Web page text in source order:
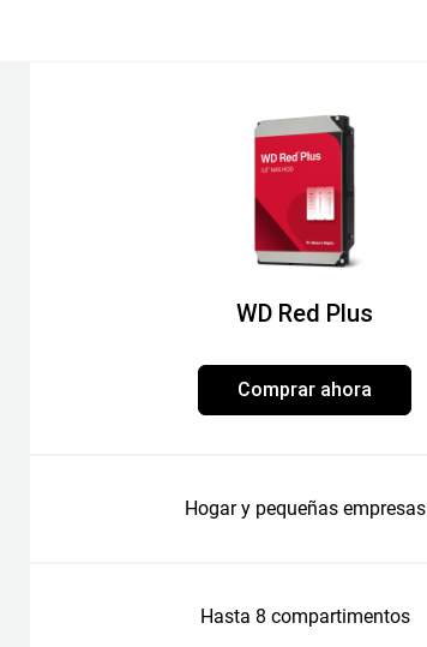
WD Red Plus
Comprar ahora
Hogar y pequeñas empresas
Hasta 8 compartimentos